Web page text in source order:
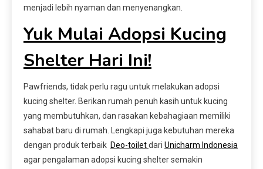
menjadi lebih nyaman dan menyenangkan.
Yuk Mulai Adopsi Kucing
Shelter Hari Ini!
Pawfriends, tidak perlu ragu untuk melakukan adopsi
kucing shelter. Berikan rumah penuh kasih untuk kucing
yang membutuhkan, dan rasakan kebahagiaan memiliki
sahabat baru di rumah. Lengkapi juga kebutuhan mereka
dengan produk terbaik Deo-toiletdari Unicharm Indonesia
agar pengalaman adopsi kucing shelter semakin